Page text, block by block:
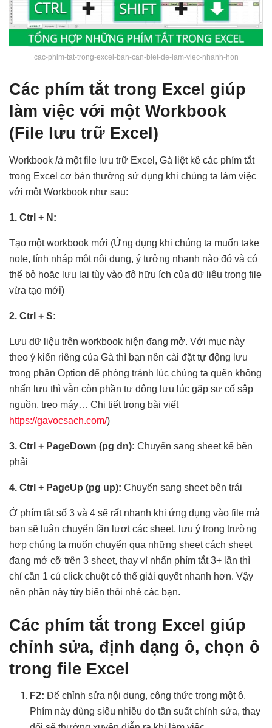
cac-phim-tat-trong-excel-ban-can-biet-de-lam-viec-nhanh-hon
Các phím tắt trong Excel giúp
làm việc với một Workbook
(File lưu trữ Excel)
Workbook là một file lưu trữ Excel, Gà liệt kê các phím tắt
trong Excel cơ bản thường sử dụng khi chúng ta làm việc
với một Workbook như sau:
1. Ctrl + N:
Tạo một workbook mới (Ứng dụng khi chúng ta muốn take
note, tính nháp một nội dung, ý tưởng nhanh nào đó và có
thể bỏ hoặc lưu lại tùy vào độ hữu ích của dữ liệu trong file
vừa tạo mới)
2. Ctrl + S:
Lưu dữ liệu trên workbook hiện đang mở. Với mục này
theo ý kiến riêng của Gà thì bạn nên cài đặt tự động lưu
trong phần Option để phòng tránh lúc chúng ta quên không
nhấn lưu thì vẫn còn phần tự động lưu lúc gặp sự cố sập
nguồn, treo máy… Chi tiết trong bài viết
https://gavocsach.com/)
3. Ctrl + PageDown (pg dn): Chuyển sang sheet kế bên
phải
4. Ctrl + PageUp (pg up): Chuyển sang sheet bên trái
Ở phím tắt số 3 và 4 sẽ rất nhanh khi ứng dụng vào file mà
bạn sẽ luân chuyển lần lượt các sheet, lưu ý trong trường
hợp chúng ta muốn chuyển qua những sheet cách sheet
đang mở cỡ trên 3 sheet, thay vì nhấn phím tắt 3+ lần thì
chỉ cần 1 cú click chuột có thể giải quyết nhanh hơn. Vậy
nên phần này tùy biến thôi nhé các bạn.
Các phím tắt trong Excel giúp
chỉnh sửa, định dạng ô, chọn ô
trong file Excel
F2:Để chỉnh sửa nội dung, công thức trong một ô.
Phím này dùng siêu nhiều do tần suất chỉnh sửa, thay